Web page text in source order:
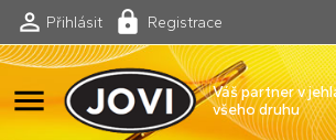
Přihlásit Registrace
menu
Váš partner v
všeho druhu